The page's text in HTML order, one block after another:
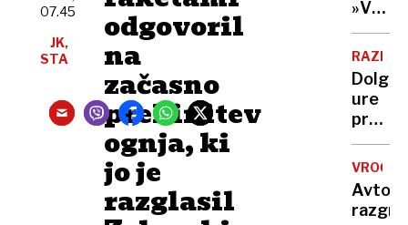
odgovoril
na
začasno
prekinitev
ognja, ki
jo je
razglasil
07.45
JK,
STA
Evropi
še ni
Nato,
tarče
»V
eni
roki
nosiš
žalost,
v
drugi
Dolge
ure
pred
To je
ena
navad
Avto,